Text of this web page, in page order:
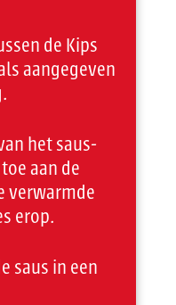
de Kips
aangegeven
het saus-
aan de
verwarmde
erop.
saus in een